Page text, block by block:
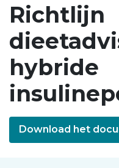
Richtlijn
hybride
Download het